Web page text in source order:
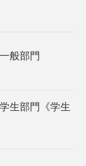
般部門
生部門《学生